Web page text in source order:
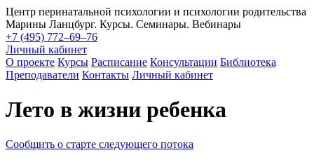
Центр перинатальной психологии и психологии родительства
Марины Ланцбург. Курсы. Семинары. Вебинары
+7 (495) 772–69–76
Личный кабинет
О проекте Курсы Расписание Консультации Библиотека
Преподаватели Контакты Личный кабинет
Лето в жизни ребенка
Сообщить о старте следующего потока